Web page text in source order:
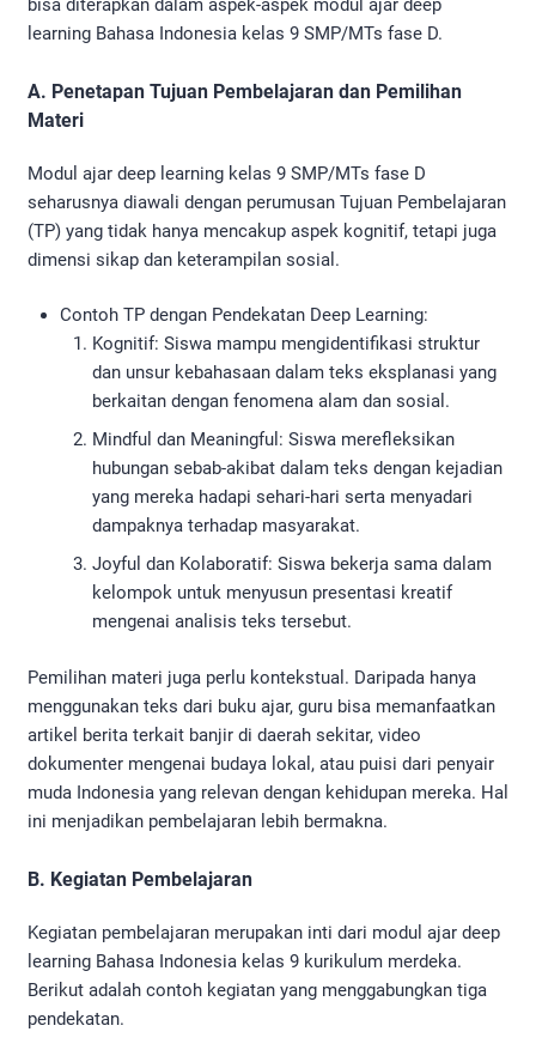
bisa diterapkan dalam aspek-aspek modul ajar deep
learning Bahasa Indonesia kelas 9 SMP/MTs fase D.
A. Penetapan Tujuan Pembelajaran dan Pemilihan
Materi
Modul ajar deep learning kelas 9 SMP/MTs fase D
seharusnya diawali dengan perumusan Tujuan Pembelajaran
(TP) yang tidak hanya mencakup aspek kognitif, tetapi juga
dimensi sikap dan keterampilan sosial.
Contoh TP dengan Pendekatan Deep Learning:
Kognitif: Siswa mampu mengidentifikasi struktur
dan unsur kebahasaan dalam teks eksplanasi yang
berkaitan dengan fenomena alam dan sosial.
Mindful dan Meaningful: Siswa merefleksikan
hubungan sebab-akibat dalam teks dengan kejadian
yang mereka hadapi sehari-hari serta menyadari
dampaknya terhadap masyarakat.
Joyful dan Kolaboratif: Siswa bekerja sama dalam
kelompok untuk menyusun presentasi kreatif
mengenai analisis teks tersebut.
Pemilihan materi juga perlu kontekstual. Daripada hanya
menggunakan teks dari buku ajar, guru bisa memanfaatkan
artikel berita terkait banjir di daerah sekitar, video
dokumenter mengenai budaya lokal, atau puisi dari penyair
muda Indonesia yang relevan dengan kehidupan mereka. Hal
ini menjadikan pembelajaran lebih bermakna.
B. Kegiatan Pembelajaran
Kegiatan pembelajaran merupakan inti dari modul ajar deep
learning Bahasa Indonesia kelas 9 kurikulum merdeka.
Berikut adalah contoh kegiatan yang menggabungkan tiga
pendekatan.